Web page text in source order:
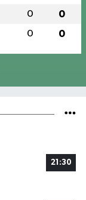
0 0
0 0
21:30